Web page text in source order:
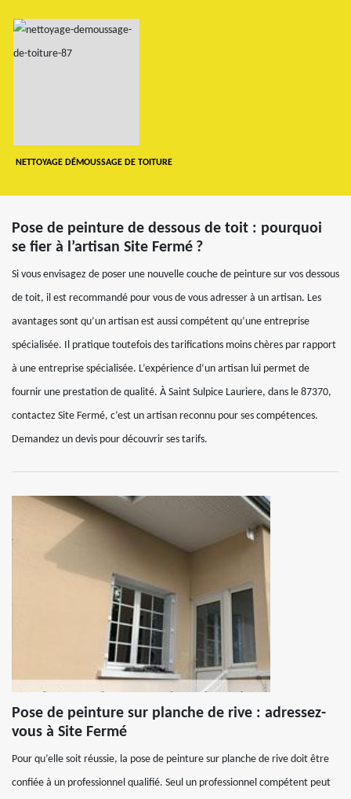
NETTOYAGE DÉMOUSSAGE DE TOITURE
Pose de peinture de dessous de toit : pourquoi
se fier à l’artisan Site Fermé ?
Si vous envisagez de poser une nouvelle couche de peinture sur vos dessous
de toit, il est recommandé pour vous de vous adresser à un artisan. Les
avantages sont qu’un artisan est aussi compétent qu’une entreprise
spécialisée. Il pratique toutefois des tarifications moins chères par rapport
à une entreprise spécialisée. L’expérience d‘un artisan lui permet de
fournir une prestation de qualité. À Saint Sulpice Lauriere, dans le 87370,
contactez Site Fermé, c’est un artisan reconnu pour ses compétences.
Demandez un devis pour découvrir ses tarifs.
Pose de peinture sur planche de rive : adressez-
vous à Site Fermé
Pour qu’elle soit réussie, la pose de peinture sur planche de rive doit être
confiée à un professionnel qualifié. Seul un professionnel compétent peut